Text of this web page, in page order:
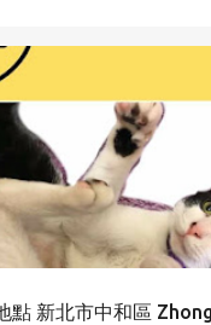
點 新北市中和區